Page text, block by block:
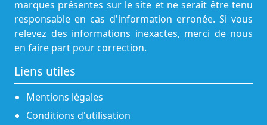
marques présentes sur le site et ne serait être tenu
responsable en cas d'information erronée. Si vous
relevez des informations inexactes, merci de nous
en faire part pour correction.
Liens utiles
Mentions légales
Conditions d'utilisation